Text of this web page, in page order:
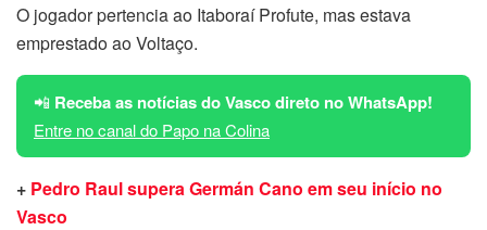
O jogador pertencia ao Itaboraí Profute, mas estava
emprestado ao Voltaço.
📲 Receba as notícias do Vasco direto no WhatsApp!
Entre no canal do Papo na Colina
+ Pedro Raul supera Germán Cano em seu início no
Vasco